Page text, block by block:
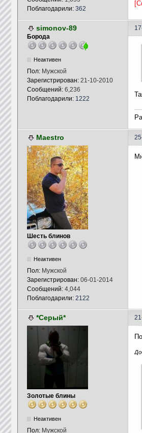
Поблагодарили: 362
simonov-89
Борода
Неактивен
Пол: Мужской
Зарегистрирован: 21-10-2010
Сообщений: 6,236
Поблагодарили: 1222
Maestro
Шесть блинов
Неактивен
Пол: Мужской
Зарегистрирован: 06-01-2014
Сообщений: 4,044
Поблагодарили: 2122
*Серый*
Золотые блины
Неактивен
Пол: Мужской